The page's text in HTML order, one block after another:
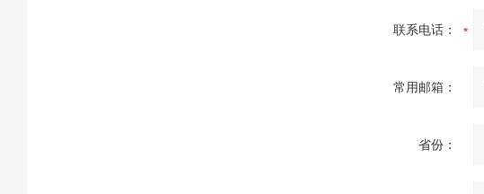
联系电话：
常用邮箱：
省份：